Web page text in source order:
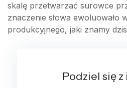
skalę przetwarzać surowce
znaczenie słowa ewoluowało
produkcyjnego, jaki znamy
Podziel się